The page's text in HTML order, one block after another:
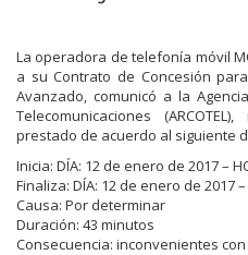
La operadora de telefonía móvil
a su Contrato de Concesión
Avanzado, comunicó a la
Telecomunicaciones
prestado de acuerdo al siguiente
Inicia: DÍA: 12 de enero de 2017 –
Finaliza: DÍA: 12 de enero de 2017 –
Causa: Por determinar
Duración: 43 minutos
Consecuencia: inconvenientes